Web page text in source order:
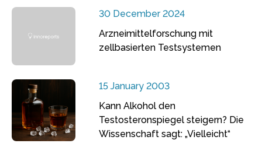
30 December 2024
Arzneimittelforschung mit
zellbasierten Testsystemen
15 January 2003
Kann Alkohol den
Testosteronspiegel steigern? Die
Wissenschaft sagt: „Vielleicht“